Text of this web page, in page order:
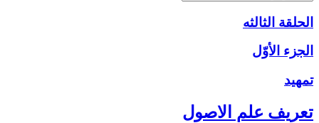
الحلقة الثالثه
الجزء الأوّل‏
تمهيد
تعريف علم الاصول‏